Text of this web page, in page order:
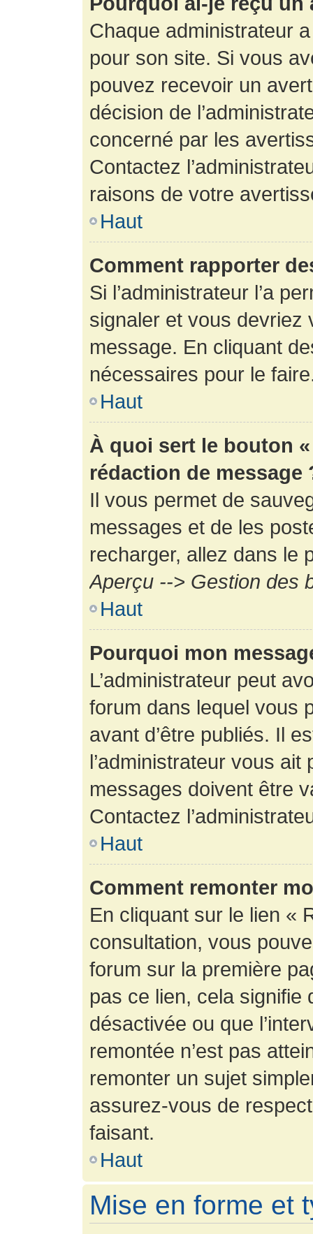
Chaque administrateur
pour son site. Si vous
pouvez recevoir un
décision de
concerné par les
Contactez
raisons de votre
Haut
Comment rapporter
Si l’administrateur l’a
signaler et vous devriez
message. En cliquant
nécessaires pour le
Haut
À quoi sert le bouton
rédaction de message
Il vous permet de
messages et de les
recharger, allez dans le
Aperçu --> Gestion des
Haut
Pourquoi mon
L’administrateur peut
forum dans lequel vous
avant d’être publiés. Il
l’administrateur vous
messages doivent être
Contactez
Haut
Comment remonter
En cliquant sur le lien «
consultation, vous
forum sur la première
pas ce lien, cela signifie
désactivée ou que
remontée n’est pas
remonter un sujet
assurez-vous de
faisant.
Haut
Mise en forme et